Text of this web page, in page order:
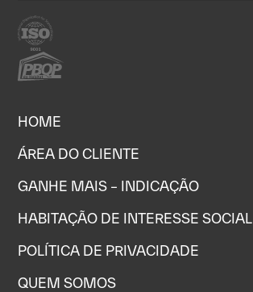
HOME
ÁREA DO CLIENTE
GANHE MAIS – INDICAÇÃO
HABITAÇÃO DE INTERESSE SOCIAL
POLÍTICA DE PRIVACIDADE
QUEM SOMOS